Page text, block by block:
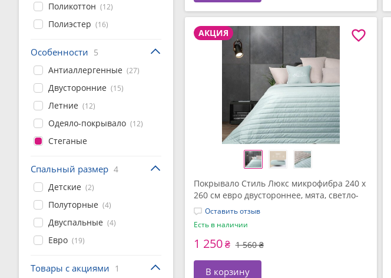
АКЦИЯ
Покрывало Стиль Люкс микрофибра 240 x
260 см евро двустороннее, мята, светло-
серое, TM IDEIA
Оставить отзыв
Есть в наличии
1 250₴ 1 560 ₴
В корзину
Поликоттон (12)
Полиэстер (16)
Особенности 5
Антиаллергенные (27)
Двусторонние (15)
Летние (12)
Одеяло-покрывало (12)
Стеганые
Спальный размер 4
Детские (2)
Полуторные (4)
Двуспальные (4)
Евро (19)
Товары с акциями 1